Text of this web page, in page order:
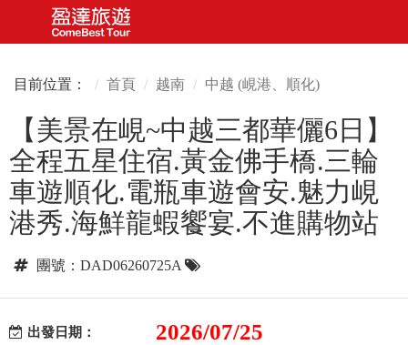
目前位置： 首頁 越南 中越 (峴港、順化)
【美景在峴~中越三都華儷6日】
全程五星住宿.黃金佛手橋.三輪
車遊順化.電瓶車遊會安.魅力峴
港秀.海鮮龍蝦饗宴.不進購物站
團號：DAD06260725A
出發日期： 2026/07/25